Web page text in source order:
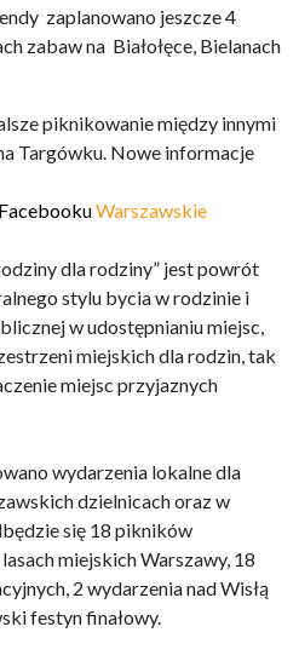
zaplanowano jeszcze 4
zabaw na Białołęce, Bielanach
piknikowanie między innymi
Targówku. Nowe informacje
Warszawskie
dla rodziny” jest powrót
stylu bycia w rodzinie i
w udostępnianiu miejsc,
miejskich dla rodzin, tak
miejsc przyjaznych
wydarzenia lokalne dla
dzielnicach oraz w
się 18 pikników
miejskich Warszawy, 18
2 wydarzenia nad Wisłą
festyn finałowy.